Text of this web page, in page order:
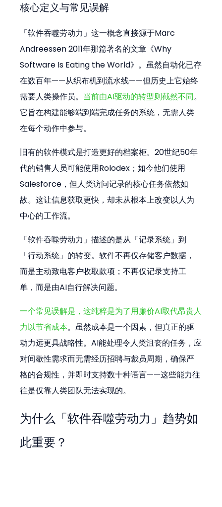
核心定义与常见误解
「软件吞噬劳动力」这一概念直接源于Marc
Andreessen 2011年那篇著名的文章《Why
Software Is Eating the World》。虽然自动化已存
在数百年——从织布机到流水线——但历史上它始终
需要人类操作员。 当前由AI驱动的转型则截然不同。
它旨在构建能够端到端完成任务的系统，无需人类
在每个动作中参与。
旧有的软件模式是打造更好的档案柜。20世纪50年
代的销售人员可能使用Rolodex；如今他们使用
Salesforce，但人类访问记录的核心任务依然如
故。这让信息获取更快，却未从根本上改变以人为
中心的工作流。
「软件吞噬劳动力」描述的是从「记录系统」到
「行动系统」的转变。软件不再仅存储客户数据，
而是主动致电客户收取款项；不再仅记录支持工
单，而是由AI自行解决问题。
一个常见误解是，这纯粹是为了用廉价AI取代昂贵人
力以节省成本。虽然成本是一个因素，但真正的驱
动力远更具战略性。AI能处理令人类沮丧的任务，应
对间歇性需求而无需经历招聘与裁员周期，确保严
格的合规性，并即时支持数十种语言——这些能力往
往是仅靠人类团队无法实现的。
为什么「软件吞噬劳动力」趋势如
此重要？